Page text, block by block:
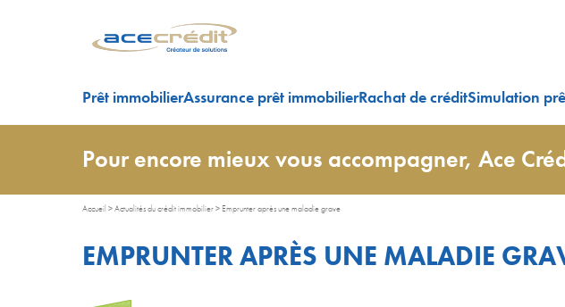
Prêt immobilierAssurance prêt immobilierRachat de créditSimulation
Pour encore mieux vous accompagner, Ace
Accueil >Actualités du crédit immobilier> Emprunter après une maladie grave
EMPRUNTER APRÈS UNE MALADIE